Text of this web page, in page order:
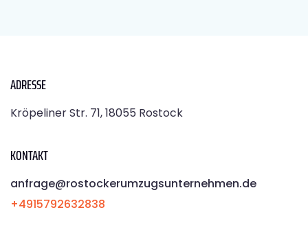
ADRESSE
Kröpeliner Str. 71, 18055 Rostock
KONTAKT
anfrage@rostockerumzugsunternehmen.de
+4915792632838